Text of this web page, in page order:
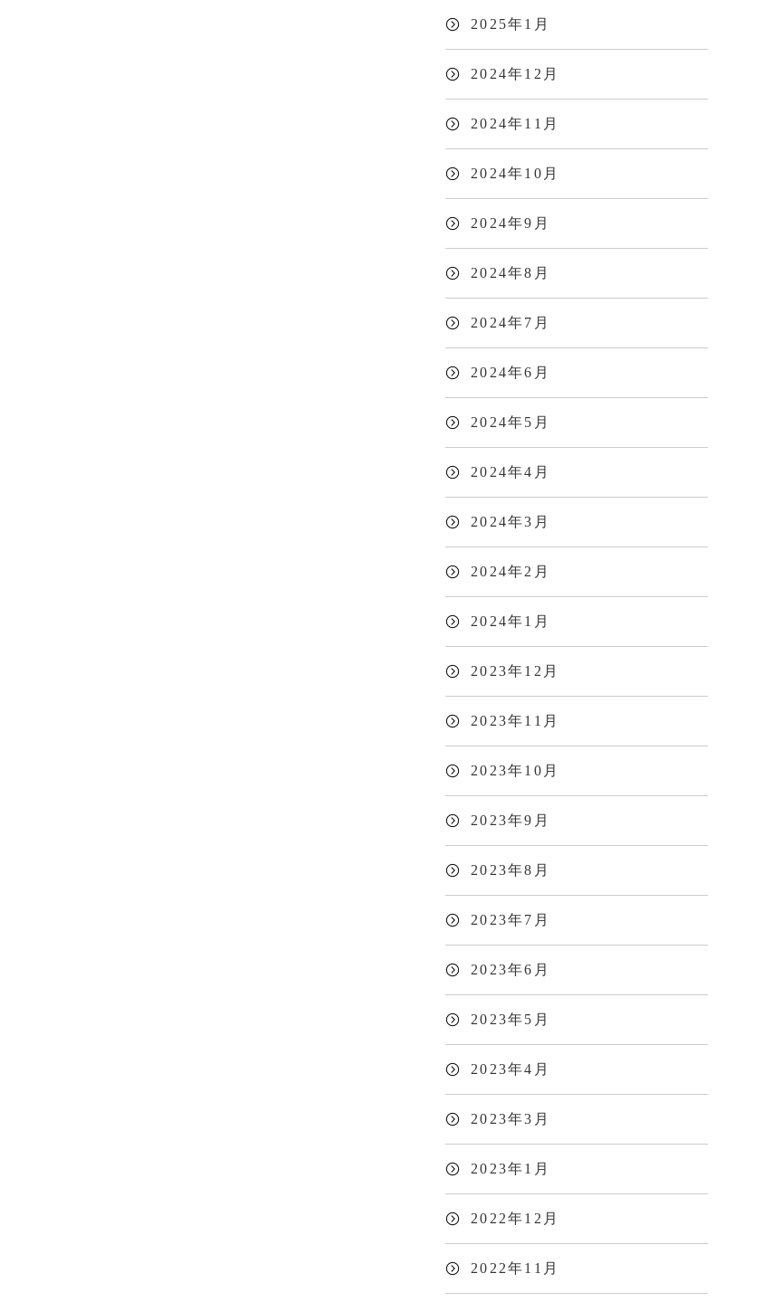
2025年1月
2024年12月
2024年11月
2024年10月
2024年9月
2024年8月
2024年7月
2024年6月
2024年5月
2024年4月
2024年3月
2024年2月
2024年1月
2023年12月
2023年11月
2023年10月
2023年9月
2023年8月
2023年7月
2023年6月
2023年5月
2023年4月
2023年3月
2023年1月
2022年12月
2022年11月